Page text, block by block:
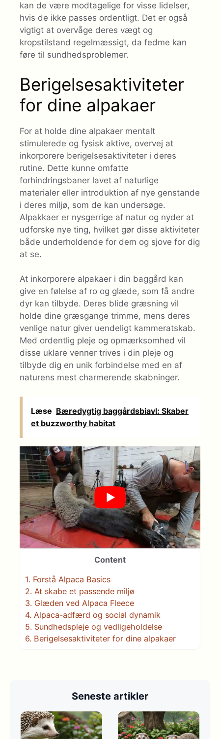
kan de være modtagelige for visse lidelser,
hvis de ikke passes ordentligt. Det er også
vigtigt at overvåge deres vægt og
kropstilstand regelmæssigt, da fedme kan
føre til sundhedsproblemer.
Berigelsesaktiviteter
for dine alpakaer
For at holde dine alpakaer mentalt
stimulerede og fysisk aktive, overvej at
inkorporere berigelsesaktiviteter i deres
rutine. Dette kunne omfatte
forhindringsbaner lavet af naturlige
materialer eller introduktion af nye genstande
i deres miljø, som de kan undersøge.
Alpakkaer er nysgerrige af natur og nyder at
udforske nye ting, hvilket gør disse aktiviteter
både underholdende for dem og sjove for dig
at se.
At inkorporere alpakaer i din baggård kan
give en følelse af ro og glæde, som få andre
dyr kan tilbyde. Deres blide græsning vil
holde dine græsgange trimme, mens deres
venlige natur giver uendeligt kammeratskab.
Med ordentlig pleje og opmærksomhed vil
disse uklare venner trives i din pleje og
tilbyde dig en unik forbindelse med en af ​​
naturens mest charmerende skabninger.
Læse Bæredygtig baggårdsbiavl: Skaber
et buzzworthy habitat
Content
1. Forstå Alpaca Basics
2. At skabe et passende miljø
3. Glæden ved Alpaca Fleece
4. Alpaca-adfærd og social dynamik
5. Sundhedspleje og vedligeholdelse
6. Berigelsesaktiviteter for dine alpakaer
Seneste artikler